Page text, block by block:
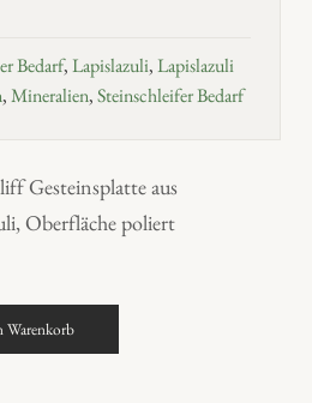
Bedarf,Lapislazuli,Lapislazuli
,Mineralien,Steinschleifer Bedarf
Gesteinsplatte aus
Oberfläche poliert
Warenkorb